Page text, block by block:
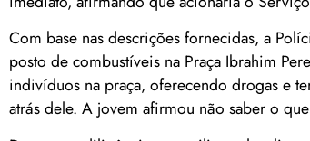
Com base nas descrições fornecidas, a
posto de combustíveis na Praça Ibrahim
indivíduos na praça, oferecendo drogas e
atrás dele. A jovem afirmou não saber o